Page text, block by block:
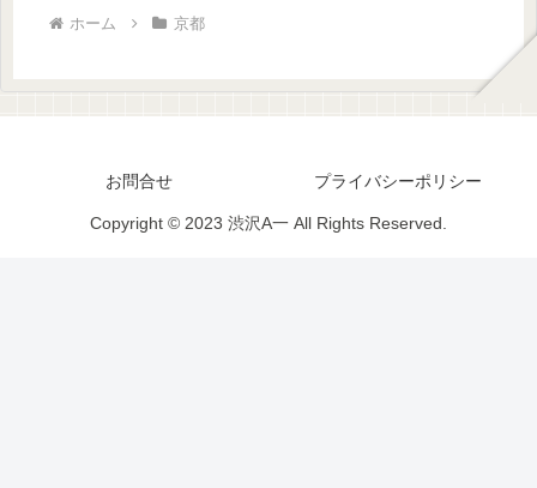
ホーム 京都
お問合せ プライバシーポリシー
Copyright © 2023 渋沢A一 All Rights Reserved.